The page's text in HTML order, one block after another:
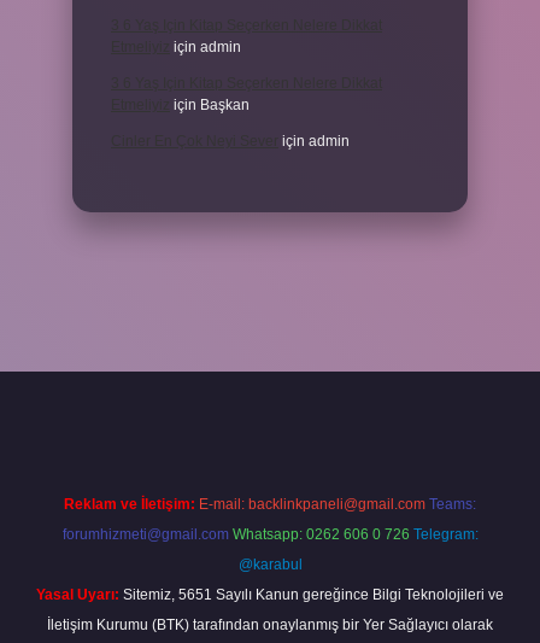
için admin
için Başkan
için admin
Reklam ve İletişim: E-mail: backlinkpaneli@gmail.com Teams:
forumhizmeti@gmail.com Whatsapp: 0262 606 0 726 Telegram:
@karabul
Yasal Uyarı: Sitemiz, 5651 Sayılı Kanun gereğince Bilgi Teknolojileri ve
İletişim Kurumu (BTK) tarafından onaylanmış bir Yer Sağlayıcı olarak